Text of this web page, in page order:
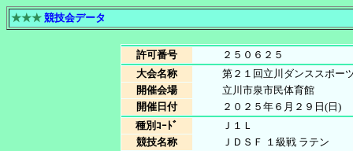
★★★ 競技会データ
許可番号
２５０６２５
大会名称
第２１回立川ダンススポー
開催会場
立川市泉市民体育館
開催日付
２０２５年６月２９日(日)
種別ｺｰﾄﾞ
Ｊ１Ｌ
競技名称
ＪＤＳＦ １級戦 ラテン